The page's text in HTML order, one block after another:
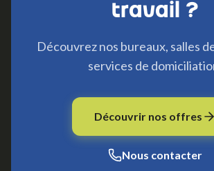
travail ?
Découvrez nos bureaux, salles
services de
Découvrir nos offres
Nous contacter